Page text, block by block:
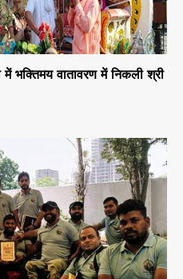
में भक्तिमय वातावरण में निकली श्री